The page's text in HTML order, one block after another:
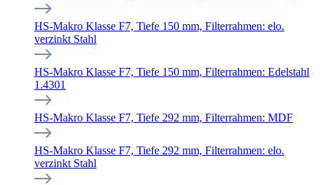
HS-Makro Klasse F7, Tiefe 150 mm, Filterrahmen: elo.
verzinkt Stahl
HS-Makro Klasse F7, Tiefe 150 mm, Filterrahmen: Edelstahl
1.4301
HS-Makro Klasse F7, Tiefe 292 mm, Filterrahmen: MDF
HS-Makro Klasse F7, Tiefe 292 mm, Filterrahmen: elo.
verzinkt Stahl